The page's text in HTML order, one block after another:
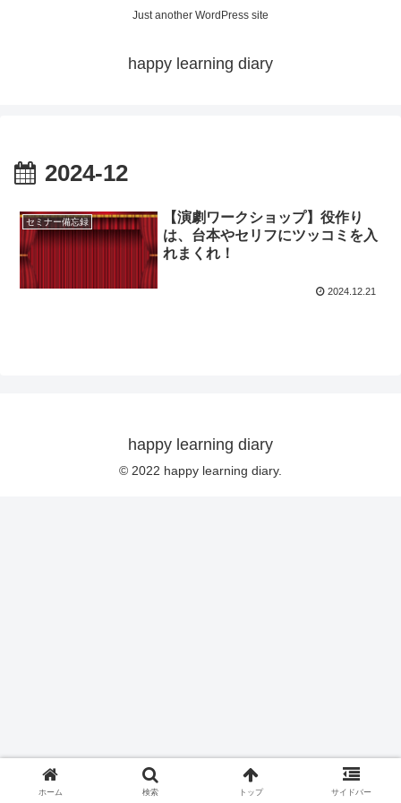
Just another WordPress site
happy learning diary
2024-12
セミナー備忘録
【演劇ワークショップ】役作り
は、台本やセリフにツッコミを入
れまくれ！
2024.12.21
happy learning diary
© 2022 happy learning diary.
ホーム 検索 トップ サイドバー